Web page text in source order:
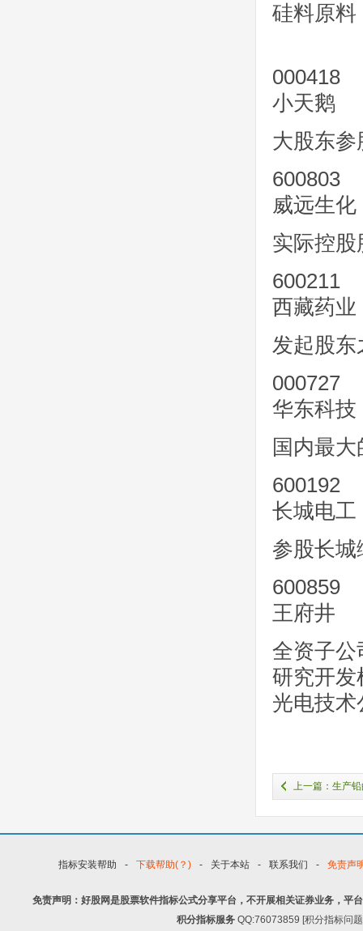
硅料原料
000418
小天鹅
大股东
600803
威远生化
实际控
600211
西藏药业
发起股东
000727
华东科技
国内最
600192
长城电工
参股长城
600859
王府井
全资子公
研究开
光电技
上一篇：生产
指标安装帮助 - 下载帮助(？) - 关于本站 - 联系我们 - 免责声
免责声明：好股网是股票软件指标公式分享平台，不开展相关证券业务，平
积分指标服务 QQ:76073859 [积分指标问